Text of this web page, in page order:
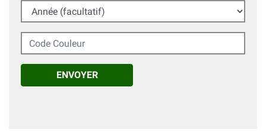
Année (facultatif)
Code Couleur
ENVOYER